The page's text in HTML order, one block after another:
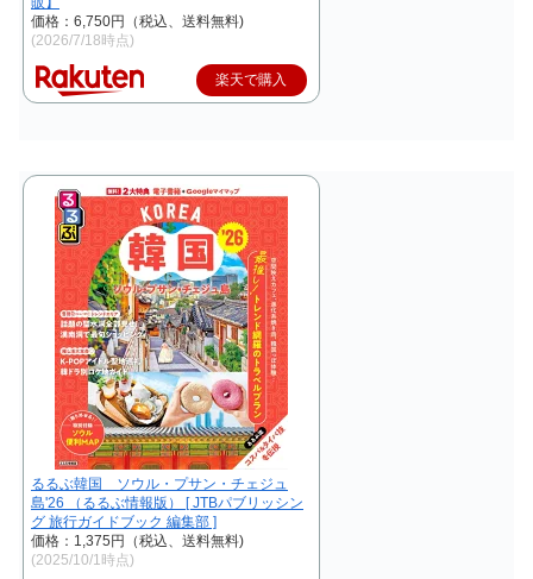
価格：6,750円（税込、送料無料)
(2026/7/18時点)
楽天で購入
るるぶ韓国 ソウル・プサン・チェジュ
島'26 （るるぶ情報版） [ JTBパブリッシン
グ 旅行ガイドブック 編集部 ]
価格：1,375円（税込、送料無料)
(2025/10/1時点)